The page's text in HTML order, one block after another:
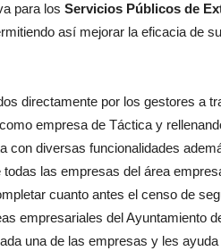
para los Servicios Públicos de
así mejorar la eficacia de
directamente por los gestores a
empresa de Táctica y
con diversas funcionalidades
las empresas del área
cuanto antes el censo de
empresariales del Ayuntamiento
una de las empresas y les